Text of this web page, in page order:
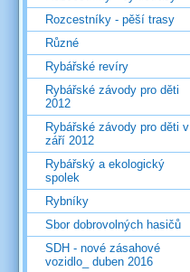
Rozcestníky - pěší trasy
Různé
Rybářské revíry
Rybářské závody pro děti
2012
Rybářské závody pro děti v
září 2012
Rybářský a ekologický
spolek
Rybníky
Sbor dobrovolných hasičů
SDH - nové zásahové
vozidlo_ duben 2016